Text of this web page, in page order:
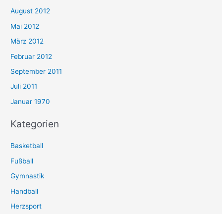
August 2012
Mai 2012
März 2012
Februar 2012
September 2011
Juli 2011
Januar 1970
Kategorien
Basketball
Fußball
Gymnastik
Handball
Herzsport